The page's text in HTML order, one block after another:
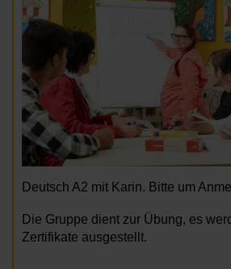
Deutsch A2 mit Karin. Bitte um
Die Gruppe dient zur Übung, es
Zertifikate ausgestellt.